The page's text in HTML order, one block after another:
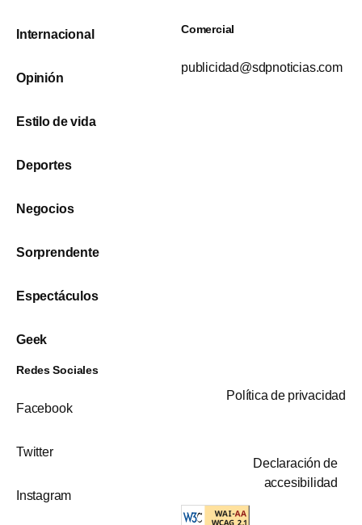
Internacional
Opinión
Estilo de vida
Deportes
Negocios
Sorprendente
Espectáculos
Geek
Comercial
publicidad@sdpnoticias.com
Redes Sociales
Facebook
Twitter
Instagram
Política de privacidad
Declaración de
accesibilidad